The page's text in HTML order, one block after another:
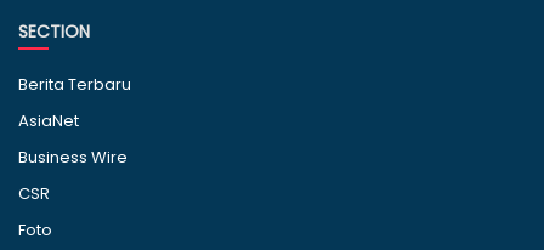
SECTION
Berita Terbaru
AsiaNet
Business Wire
CSR
Foto